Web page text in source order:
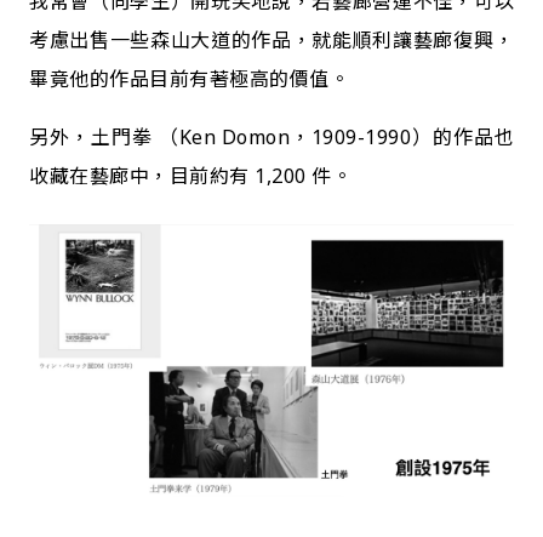
考慮出售一些森山大道的作品，就能順利讓藝廊復興，
畢竟他的作品目前有著極高的價值。
另外，土門拳 （Ken Domon，1909-1990）的作品也
收藏在藝廊中，目前約有 1,200 件。